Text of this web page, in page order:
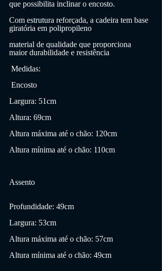
que possibilita inclinar o encosto.
Com estrutura reforçada, a cadeira tem base
giratória em polipropileno
material de qualidade que proporciona
maior durabilidade e resistência
Medidas:
Encosto
Largura: 51cm
Altura: 69cm
Altura máxima até o chão: 120cm
Altura mínima até o chão: 110cm
Assento
Profundidade: 49cm
Largura: 53cm
Altura máxima até o chão: 57cm
Altura mínima até o chão: 49cm